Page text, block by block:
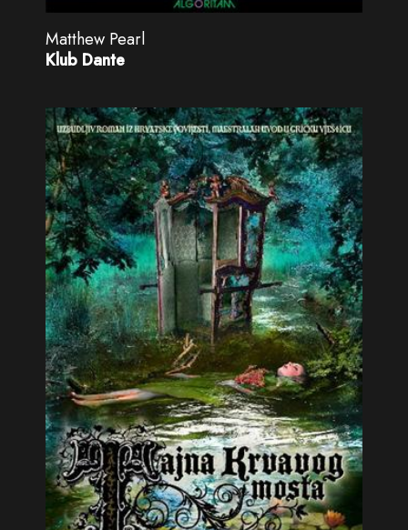
Matthew Pearl
Klub Dante